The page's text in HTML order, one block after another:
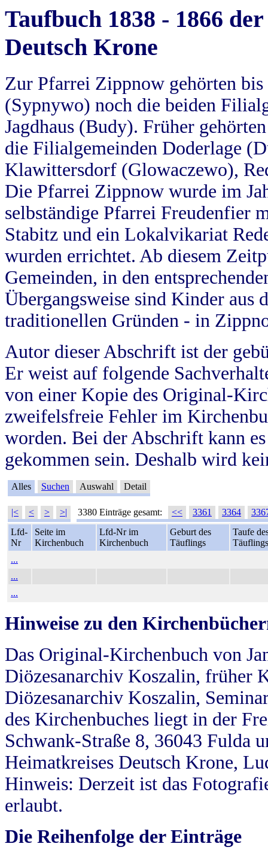
Taufbuch 1838 - 1866
Deutsch Krone
Zur Pfarrei Zippnow gehörten
(Sypnywo) noch die beiden
Jagdhaus (Budy). Früher
die Filialgemeinden Doderlage
Klawittersdorf (Glowaczewo),
Die Pfarrei Zippnow wurde im
selbständige Pfarrei Freudenfier
Stabitz und ein Lokalvikariat
wurden errichtet. Ab diesem
Gemeinden, in den
Übergangsweise sind Kinder aus
traditionellen Gründen - in
Autor dieser Abschrift ist der
Er weist auf folgende
von einer Kopie des Original-
zweifelsfreie Fehler im
worden. Bei der Abschrift kann
gekommen sein. Deshalb wird
Alles Suchen Auswahl Detail
|< < > >| 3380 Einträge gesamt: << 3361 3364
Lfd-
Nr
Seite im
Kirchenbuch
Lfd-Nr im
Kirchenbuch
Geburt des
Täuflings
Taufe
Täuflings
...
...
...
Hinweise zu den
Das Original-Kirchenbuch von
Diözesanarchiv Koszalin, früher
Diözesanarchiv Koszalin,
des Kirchenbuches liegt in der
Schwank-Straße 8, 36043 Fulda
Heimatkreises Deutsch Krone,
Hinweis: Derzeit ist das
erlaubt.
Die Reihenfolge der Einträge